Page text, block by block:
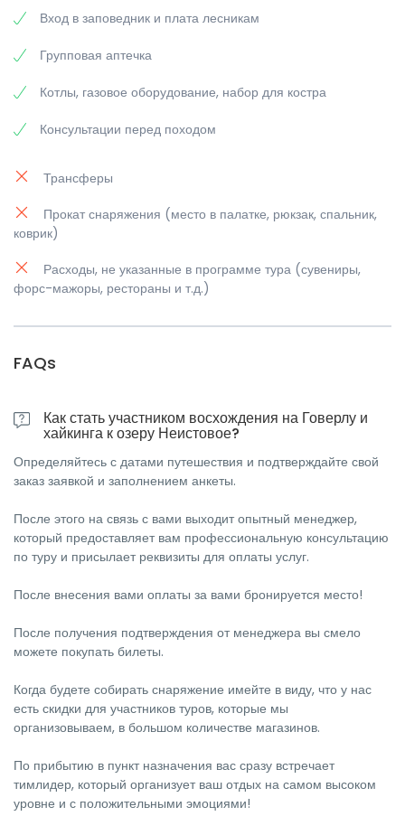
Вход в заповедник и плата лесникам
Групповая аптечка
Котлы, газовое оборудование, набор для костра
Консультации перед походом
Трансферы
Прокат снаряжения (место в палатке, рюкзак, спальник,
коврик)
Расходы, не указанные в программе тура (сувениры,
форс-мажоры, рестораны и т.д.)
FAQs
Как стать участником восхождения на Говерлу и
хайкинга к озеру Неистовое?
Определяйтесь с датами путешествия и подтверждайте свой
заказ заявкой и заполнением анкеты.
После этого на связь с вами выходит опытный менеджер,
который предоставляет вам профессиональную консультацию
по туру и присылает реквизиты для оплаты услуг.
После внесения вами оплаты за вами бронируется место!
После получения подтверждения от менеджера вы смело
можете покупать билеты.
Когда будете собирать снаряжение имейте в виду, что у нас
есть скидки для участников туров, которые мы
организовываем, в большом количестве магазинов.
По прибытию в пункт назначения вас сразу встречает
тимлидер, который организует ваш отдых на самом высоком
уровне и с положительными эмоциями!